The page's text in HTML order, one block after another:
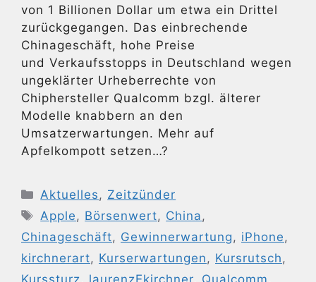
von 1 Billionen Dollar um etwa ein Drittel
zurückgegangen. Das einbrechende
Chinageschäft, hohe Preise
und Verkaufsstopps in Deutschland wegen
ungeklärter Urheberrechte von
Chiphersteller Qualcomm bzgl. älterer
Modelle knabbern an den
Umsatzerwartungen. Mehr auf
Apfelkompott setzen…?
Kategorien
Aktuelles , Zeitzünder
Schlagwörter
Apple , Börsenwert, China ,
Chinageschäft, Gewinnerwartung , iPhone ,
kirchnerart, Kurserwartungen , Kursrutsch ,
Kurssturz, laurenzEkirchner, Qualcomm ,